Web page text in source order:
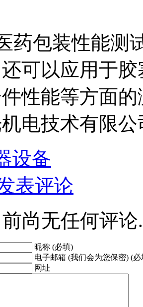
药包装性能测
可以应用于
性能等方面
电技术有限
设备
表评论
尚无任何评论.
昵称 (必填)
电子邮箱 (我们会为您保密) (必
网址